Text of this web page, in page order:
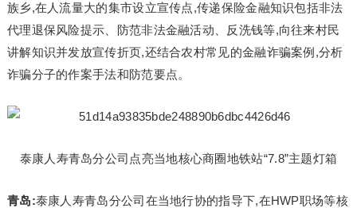
族乡,在人流量大的集市设立宣传点,传递保险金融知识包括非法
代理退保风险提示、防范非法金融活动、反洗钱等,向往来村民
讲解知识并发放宣传折页,还结合农村常见的金融诈骗案例,分析
诈骗分子的作案手法和防范要点。
泰康人寿青岛分公司点亮当地核心商圈地铁站“7.8”主题灯箱
青岛:泰康人寿青岛分公司在当地行协的指导下,在HWP职场等核